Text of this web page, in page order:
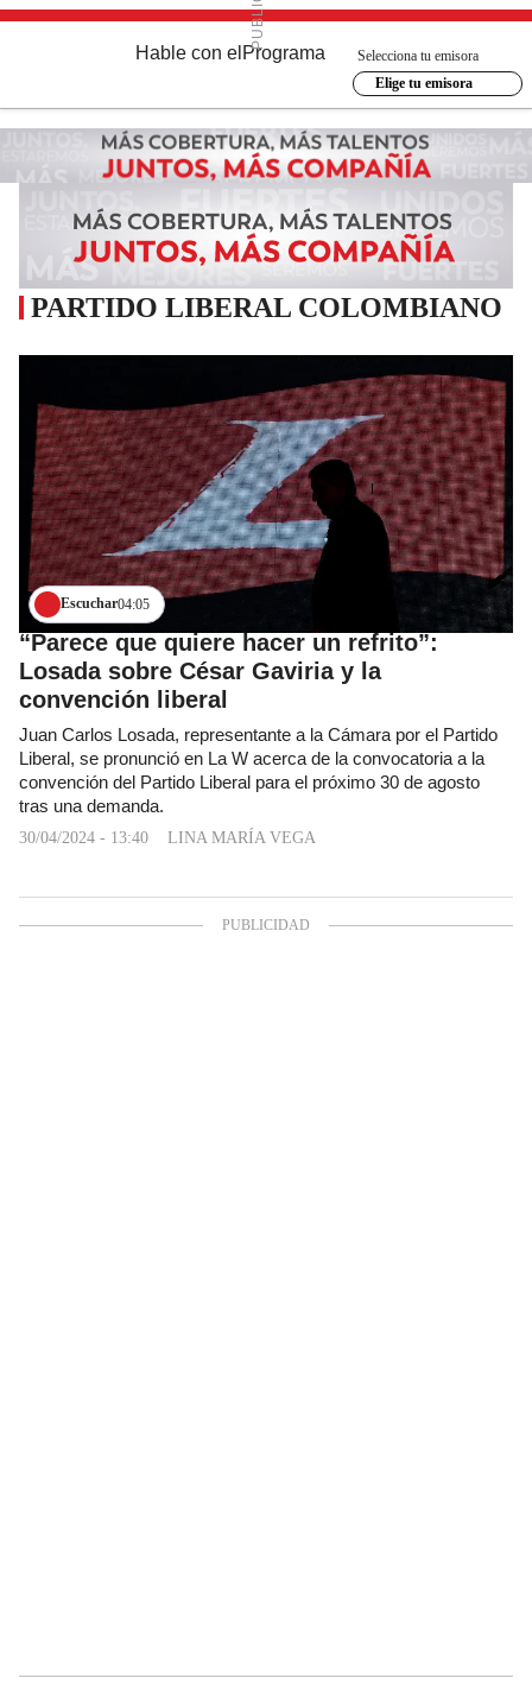
Hable con el Programa
Selecciona tu emisora
Elige tu emisora
PARTIDO LIBERAL COLOMBIANO
Escuchar04:05
“Parece que quiere hacer un refrito”:
Losada sobre César Gaviria y la
convención liberal
Juan Carlos Losada, representante a la Cámara por el Partido
Liberal, se pronunció en La W acerca de la convocatoria a la
convención del Partido Liberal para el próximo 30 de agosto
tras una demanda.
30/04/2024 - 13:40 LINA MARÍA VEGA